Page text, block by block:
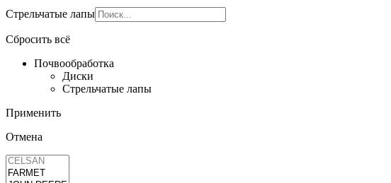
Стрельчатые лапы
Сбросить всё
Почвообработка
Диски
Стрельчатые лапы
Применить
Отмена